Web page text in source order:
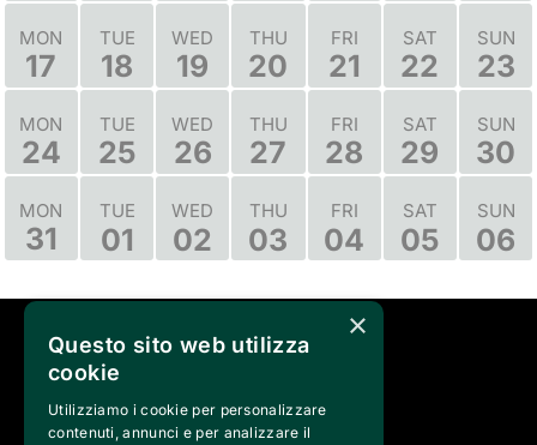
MON
17
TUE
18
WED
19
THU
20
FRI
21
SAT
22
SUN
23
MON
24
TUE
25
WED
26
THU
27
FRI
28
SAT
29
SUN
30
MON
31
TUE
01
WED
02
THU
03
FRI
04
SAT
05
SUN
06
×
Questo sito web utilizza
cookie
Utilizziamo i cookie per personalizzare
contenuti, annunci e per analizzare il